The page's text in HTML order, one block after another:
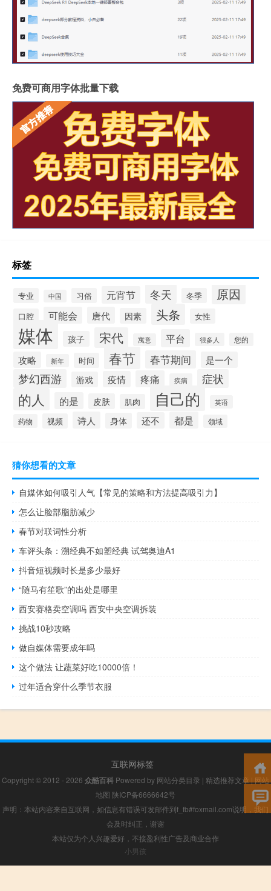
免费可商用字体批量下载
标签
专业 中国 习俗 元宵节 冬天 冬季 原因
口腔 可能会 唐代 因素 头条 女性
媒体 孩子 宋代 寓意 平台 很多人 您的
攻略 新年 时间 春节 春节期间 是一个
梦幻西游 游戏 疫情 疼痛 疾病 症状
的人 的是 皮肤 肌肉 自己的 英语
药物 视频 诗人 身体 还不 都是 领域
猜你想看的文章
自媒体如何吸引人气【常见的策略和方法提高吸引力】
怎么让脸部脂肪减少
春节对联词性分析
车评头条：溯经典不如塑经典 试驾奥迪A1
抖音短视频时长是多少最好
“随马有笙歌”的出处是哪里
西安赛格卖空调吗 西安中央空调拆装
挑战10秒攻略
做自媒体需要成年吗
这个做法 让蔬菜好吃10000倍！
过年适合穿什么季节衣服
互联网标签
Copyright © 2012 - 2026 众酷百科 Powered by 网站分类目录 | 精选推荐文章 | 网站
地图 陕ICP备6666642号
声明：本站内容来自互联网，如信息有错误可发邮件到f_fb#foxmail.com说明，我们
会及时纠正，谢谢
本站仅为个人兴趣爱好，不接盈利性广告及商业合作
小男孩